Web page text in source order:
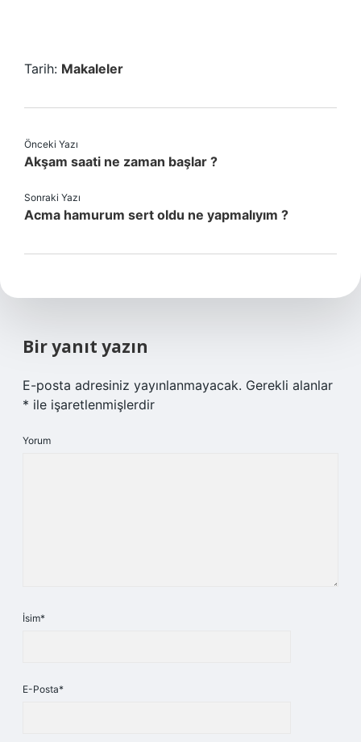
Tarih: Makaleler
Önceki Yazı
Akşam saati ne zaman başlar ?
Sonraki Yazı
Acma hamurum sert oldu ne yapmalıyım ?
Bir yanıt yazın
E-posta adresiniz yayınlanmayacak. Gerekli alanlar
* ile işaretlenmişlerdir
Yorum
İsim*
E-Posta*